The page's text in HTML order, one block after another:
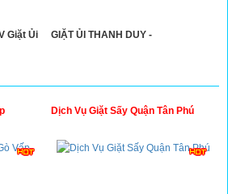
Giặt Ủi
GIẶT ỦI THANH DUY -
Dịch Vụ Giặt Sấy Quận Tân Phú